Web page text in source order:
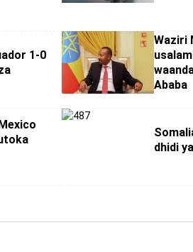
1-0
Waziri
Ababa
dhidi